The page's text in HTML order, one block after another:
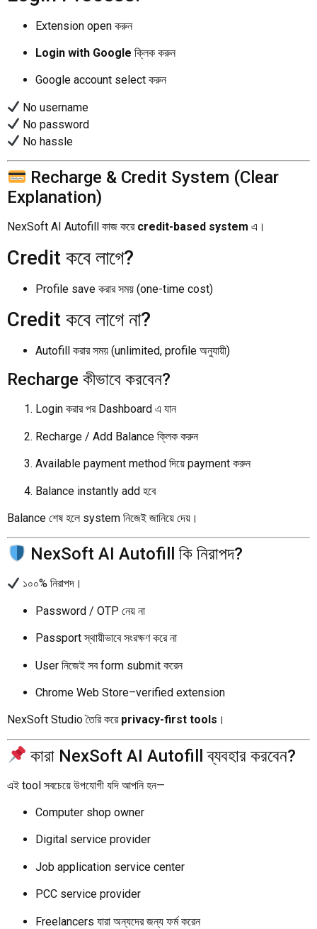
Extension open করুন
Login with Google ক্লিক করুন
Google account select করুন
No username
No password
No hassle
Recharge & Credit System (Clear
Explanation)
NexSoft AI Autofill কাজ করে credit-based system এ।
Credit কবে লাগে?
Profile save করার সময় (one-time cost)
Credit কবে লাগে না?
Autofill করার সময় (unlimited, profile অনুযায়ী)
Recharge কীভাবে করবেন?
Login করার পর Dashboard এ যান
Recharge / Add Balance ক্লিক করুন
Available payment method দিয়ে payment করুন
Balance instantly add হবে
Balance শেষ হলে system নিজেই জানিয়ে দেয়।
NexSoft AI Autofill কি নিরাপদ?
১০০% নিরাপদ।
Password / OTP নেয় না
Passport স্থায়ীভাবে সংরক্ষণ করে না
User নিজেই সব form submit করেন
Chrome Web Store–verified extension
NexSoft Studio তৈরি করে privacy-first tools ।
কারা NexSoft AI Autofill ব্যবহার করবেন?
এই tool সবচেয়ে উপযোগী যদি আপনি হন—
Computer shop owner
Digital service provider
Job application service center
PCC service provider
Freelancers যারা অন্যদের জন্য ফর্ম করেন